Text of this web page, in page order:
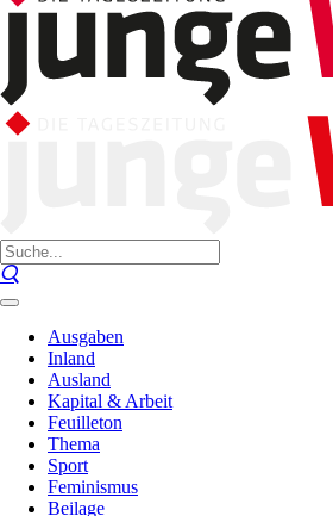
Ausgaben
Inland
Ausland
Kapital & Arbeit
Feuilleton
Thema
Sport
Feminismus
Beilage